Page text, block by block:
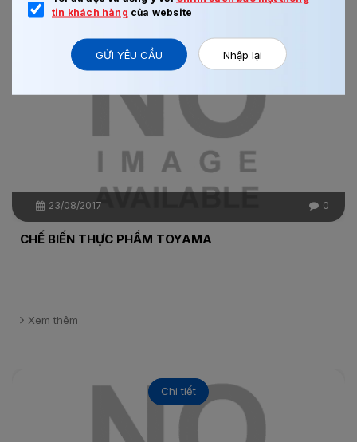
23/08/2017 0
Chi tiết
CHẾ BIẾN THỰC PHẨM TOYAMA
Xem thêm
Chi tiết
tin khách hàng của website
GỬI YÊU CẦU Nhập lại